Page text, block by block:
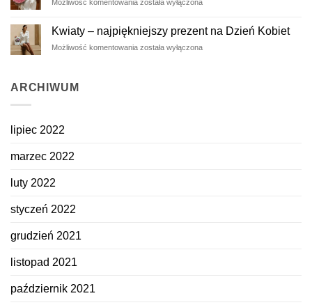
piękno
na
Możliwość komentowania Prezent
ukochanej
z
okazji
została wyłączona
Kwiaty – najpiękniejszy prezent na Dzień Kobiet
Możliwość komentowania Kwiaty
została wyłączona
ARCHIWUM
lipiec 2022
marzec 2022
luty 2022
styczeń 2022
grudzień 2021
listopad 2021
październik 2021